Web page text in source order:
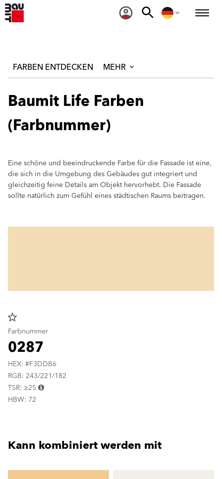
FARBEN ENTDECKEN MEHR
Baumit Life Farben
(Farbnummer)
Eine schöne und beeindruckende Farbe für die Fassade ist eine,
die sich in die Umgebung des Gebäudes gut integriert und
gleichzeitig feine Details am Objekt hervorhebt. Die Fassade
sollte natürlich zum Gefühl eines städtischen Raums beitragen.
star_border
Farbnummer
0287
HEX: #F3DDB6
RGB: 243/221/182
TSR: ≥25
HBW: 72
Kann kombiniert werden mit